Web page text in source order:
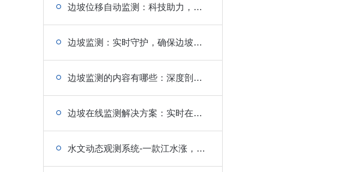
边坡位移自动监测：科技助力，预警边坡风险
边坡监测：实时守护，确保边坡稳定安全
边坡监测的内容有哪些：深度剖析，全面了解边坡监测要点
边坡在线监测解决方案：实时在线，为边坡安全保驾护航
水文动态观测系统-一款江水涨，山水变蓬勃的水位监测站